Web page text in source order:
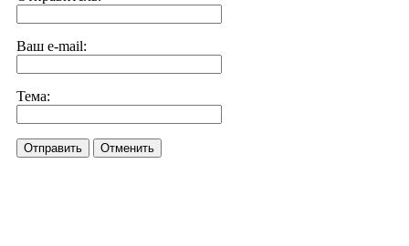
Ваш e-mail:
Тема:
Отправить Отменить